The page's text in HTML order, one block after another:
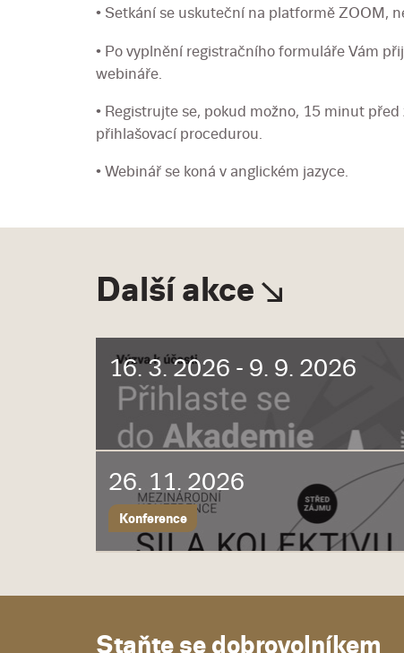
• Setkání se uskuteční na platformě ZOOM,
• Po vyplnění registračního formuláře Vám
webináře.
• Registrujte se, pokud možno, 15 minut
přihlašovací procedurou.
• Webinář se koná v anglickém jazyce.
Další akce
16. 3. 2026 - 9. 9. 2026
26. 11. 2026
Konference
Staňte se dobrovolníkem